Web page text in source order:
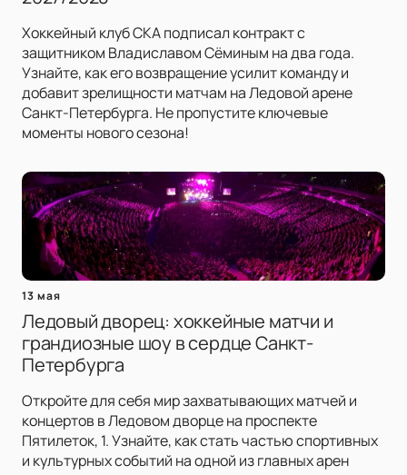
Хоккейный клуб СКА подписал контракт с
защитником Владиславом Сёминым на два года.
Узнайте, как его возвращение усилит команду и
добавит зрелищности матчам на Ледовой арене
Санкт-Петербурга. Не пропустите ключевые
моменты нового сезона!
13 мая
Ледовый дворец: хоккейные матчи и
грандиозные шоу в сердце Санкт-
Петербурга
Откройте для себя мир захватывающих матчей и
концертов в Ледовом дворце на проспекте
Пятилеток, 1. Узнайте, как стать частью спортивных
и культурных событий на одной из главных арен